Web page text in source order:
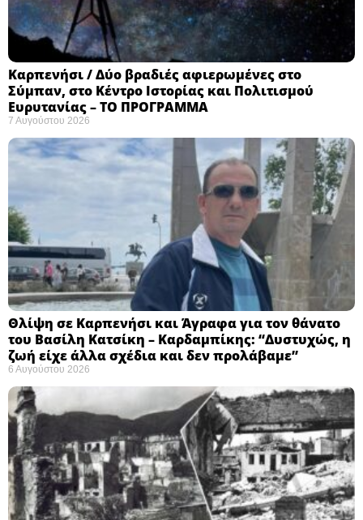
Καρπενήσι / Δύο βραδιές αφιερωμένες στο
Σύμπαν, στο Κέντρο Ιστορίας και Πολιτισμού
Ευρυτανίας – ΤΟ ΠΡΟΓΡΑΜΜΑ
7 Αυγούστου 2026
Θλίψη σε Καρπενήσι και Άγραφα για τον θάνατο
του Βασίλη Κατσίκη – Καρδαμπίκης: “Δυστυχώς, η
ζωή είχε άλλα σχέδια και δεν προλάβαμε”
6 Αυγούστου 2026